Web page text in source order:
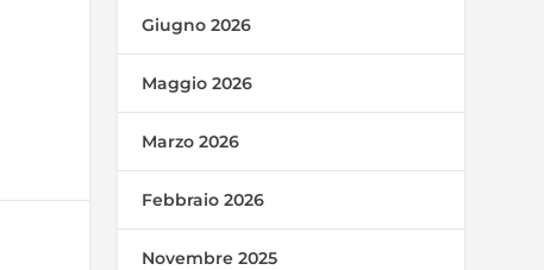
Giugno 2026
Maggio 2026
Marzo 2026
Febbraio 2026
Novembre 2025